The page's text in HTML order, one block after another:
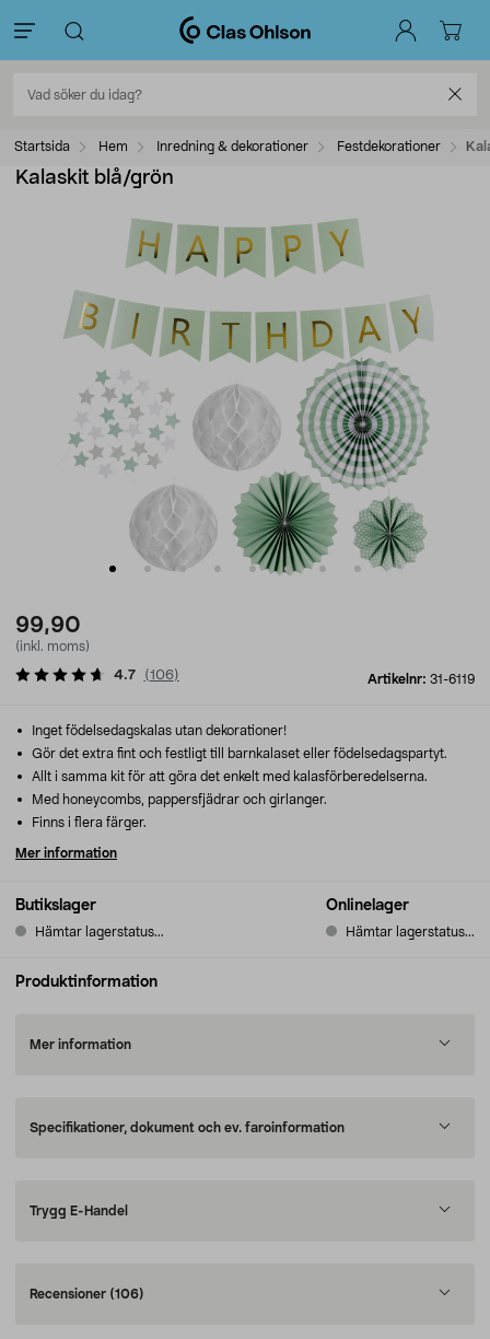
Startsida Hem Inredning & dekorationer Festdekorationer
Kalaskit blå/grön
99,90
(inkl. moms)
Artikelnr: 31-6119
4.7 (106)
Butikslager
Hämtar lagerstatus...
Onlinelager
Hämtar lagerstatus...
Inget födelsedagskalas utan dekorationer!
Gör det extra fint och festligt till barnkalaset eller födelsedagspartyt.
Allt i samma kit för att göra det enkelt med kalasförberedelserna.
Med honeycombs, pappersfjädrar och girlanger.
Finns i flera färger.
Mer information
Produktinformation
Mer information
Specifikationer, dokument och ev. faroinformation
Trygg E-Handel
Recensioner (106)